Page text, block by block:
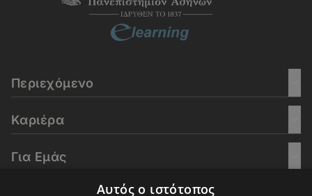
Περιεχόμενο
Καριέρα
Για Εμάς
Αυτός ο ιστότοπος